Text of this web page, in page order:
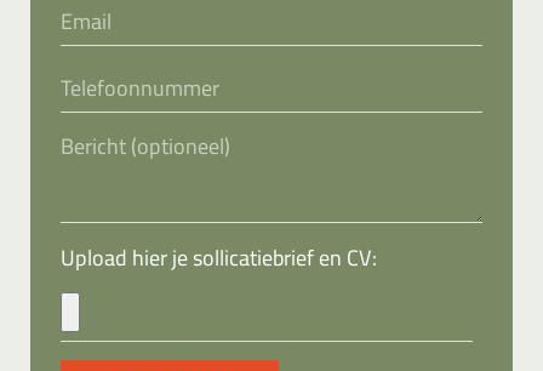
Upload hier je sollicatiebrief en CV: